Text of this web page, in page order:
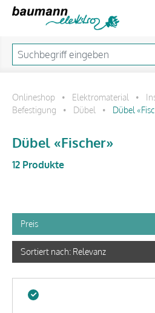
Onlineshop • Elektromaterial •
Befestigung
• Dübel • Dübel
Dübel «Fischer»
12 Produkte
Preis
Sortiert nach: Relevanz